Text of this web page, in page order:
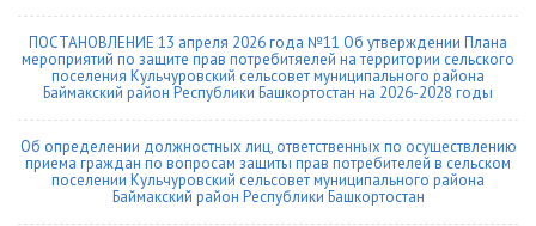
ПОСТАНОВЛЕНИЕ 13 апреля 2026 года №11 Об утверждении Плана
мероприятий по защите прав потребитяелей на территории сельского
поселения Кульчуровский сельсовет муниципального района
Баймакский район Республики Башкортостан на 2026-2028 годы
Об определении должностных лиц, ответственных по осуществлению
приема граждан по вопросам защиты прав потребителей в сельском
поселении Кульчуровский сельсовет муниципального района
Баймакский район Республики Башкортостан